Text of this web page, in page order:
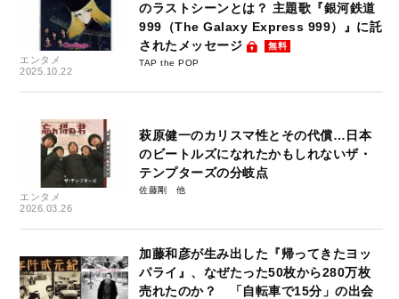
エンタメ
2025.10.22
のラストシーンとは？ 主題歌『銀河鉄道
999（The Galaxy Express 999）』に託
されたメッセージ
無料
TAP the POP
エンタメ
2026.03.26
萩原健一のカリスマ性とその代償…日本
のビートルズになれたかもしれないザ・
テンプターズの分岐点
佐藤剛
加藤和彦が生み出した『帰ってきたヨッ
パライ』、なぜたった50枚から280万枚
売れたのか？ 「自転車で15分」の出会